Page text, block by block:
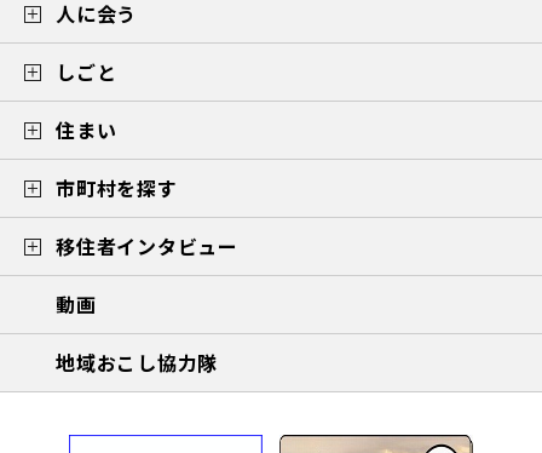
人に会う
しごと
住まい
市町村を探す
移住者インタビュー
動画
地域おこし協力隊